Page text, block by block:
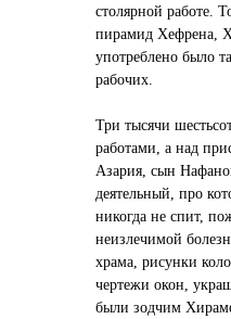
столярной работе.
пирамид Хефрена,
употреблено было
рабочих.
Три тысячи
работами, а над
Азария, сын
деятельный, про
никогда не спит,
неизлечимой
храма, рисунки
чертежи окон,
были зодчим